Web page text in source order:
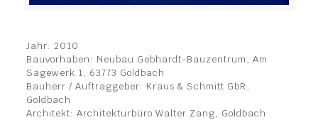
Jahr: 2010
Bauvorhaben: Neubau Gebhardt-Bauzentrum, Am
Sägewerk 1, 63773 Goldbach
Bauherr / Auftraggeber: Kraus & Schmitt GbR,
Goldbach
Architekt: Architekturbüro Walter Zang, Goldbach